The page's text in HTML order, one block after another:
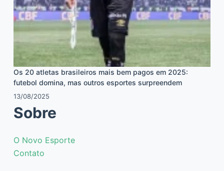
Os 20 atletas brasileiros mais bem pagos em 2025:
futebol domina, mas outros esportes surpreendem
13/08/2025
Sobre
O Novo Esporte
Contato